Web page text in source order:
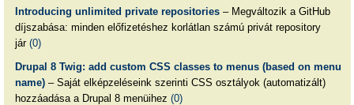
Introducing unlimited private repositories– Megváltozik a GitHub
díjszabása: minden előfizetéshez korlátlan számú privát repository
jár (0)
Drupal 8 Twig: add custom CSS classes to menus (based on menu
name)– Saját elképzeléseink szerinti CSS osztályok (automatizált)
hozzáadása a Drupal 8 menüihez (0)